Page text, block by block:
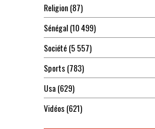
Religion(87)
Sénégal(10 499)
Société(5 557)
Sports(783)
Usa(629)
Vidéos(621)